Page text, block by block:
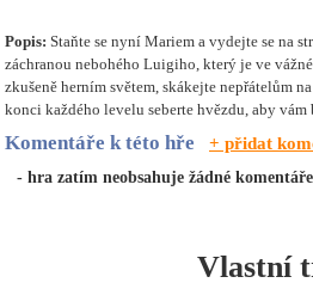
Popis: Staňte se nyní Mariem a vydejte se na
záchranou nebohého Luigiho, který je ve
zkušeně herním světem, skákejte nepřátelům
konci každého levelu seberte hvězdu, aby vám
Komentáře k této hře + přidat
- hra zatím neobsahuje žádné
Vlastní